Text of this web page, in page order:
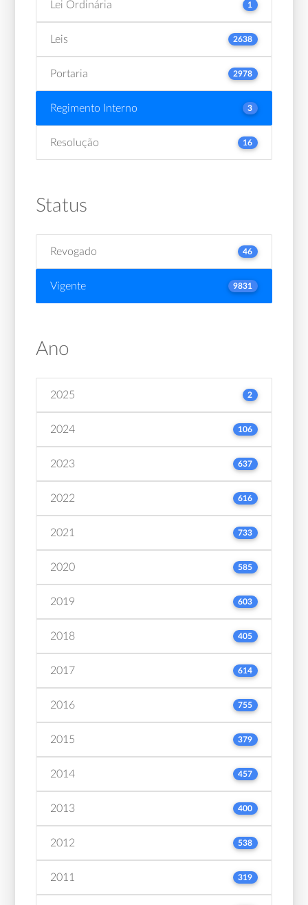
Lei Ordinária 1
Leis 2638
Portaria 2978
Regimento Interno 3
Resolução 16
Status
Revogado 46
Vigente 9831
Ano
2025 2
2024 106
2023 637
2022 616
2021 733
2020 585
2019 603
2018 405
2017 614
2016 755
2015 379
2014 457
2013 400
2012 538
2011 319